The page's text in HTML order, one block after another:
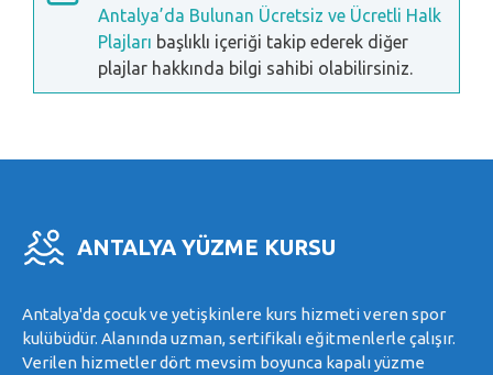
Antalya’da Bulunan Ücretsiz ve Ücretli Halk
Plajları başlıklı içeriği takip ederek diğer
plajlar hakkında bilgi sahibi olabilirsiniz.
ANTALYA YÜZME KURSU
Antalya'da çocuk ve yetişkinlere kurs hizmeti veren spor
kulübüdür. Alanında uzman, sertifikalı eğitmenlerle çalışır.
Verilen hizmetler dört mevsim boyunca kapalı yüzme